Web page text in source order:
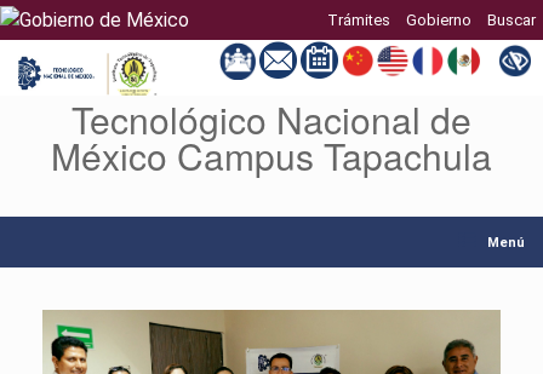
Trámites Gobierno Buscar
contenido
Tecnológico Nacional de
México Campus Tapachula
Menú